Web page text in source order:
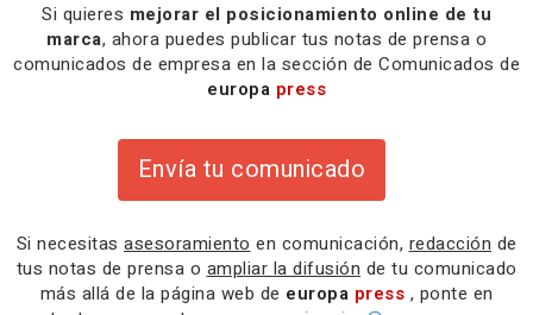
Si quieres mejorar el posicionamiento online de tu
marca, ahora puedes publicar tus notas de prensa o
comunicados de empresa en la sección de Comunicados de
europa press
Envía tu comunicado
Si necesitas asesoramiento en comunicación, redacción de
tus notas de prensa o ampliar la difusión de tu comunicado
más allá de la página web de europa press , ponte en